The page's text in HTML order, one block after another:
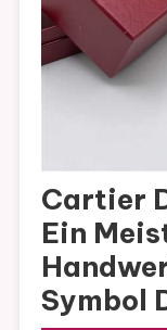
Cartier
Ein
Symbol